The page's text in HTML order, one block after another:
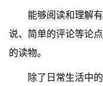
能够阅读和理解有
说、简单的评论等论
的读物。
除了日常生活中的